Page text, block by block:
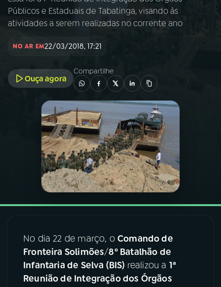
PROGRAMAS
PODCASTS
VIDEOCASTS
08FESTIVAL DE MÚSICA
Públicos e Estaduais de Tabatinga, visando às
atividades a serem realizadas no corrente ano
NO AR EM22/03/2018, 17:21
Ouça agora
Compartilhe
No dia 22 de março, o Comando de
Fronteira Solimões/8º Batalhão de
Infantaria de Selva (BIS) realizou a 1ª
Reunião de Integração dos Órgãos